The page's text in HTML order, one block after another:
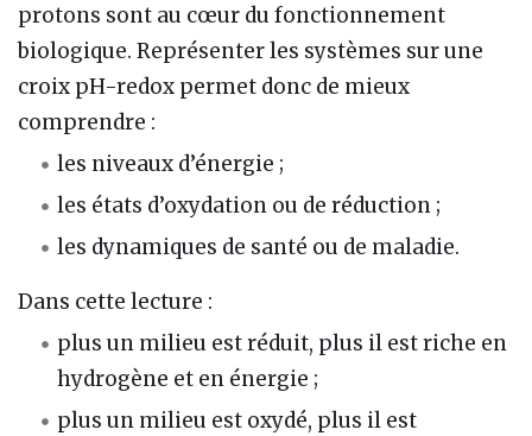
protons sont au cœur du fonctionnement
biologique. Représenter les systèmes sur une
croix pH-redox permet donc de mieux
comprendre :
les niveaux d’énergie ;
les états d’oxydation ou de réduction ;
les dynamiques de santé ou de maladie.
Dans cette lecture :
plus un milieu est réduit, plus il est riche en
hydrogène et en énergie ;
plus un milieu est oxydé, plus il est